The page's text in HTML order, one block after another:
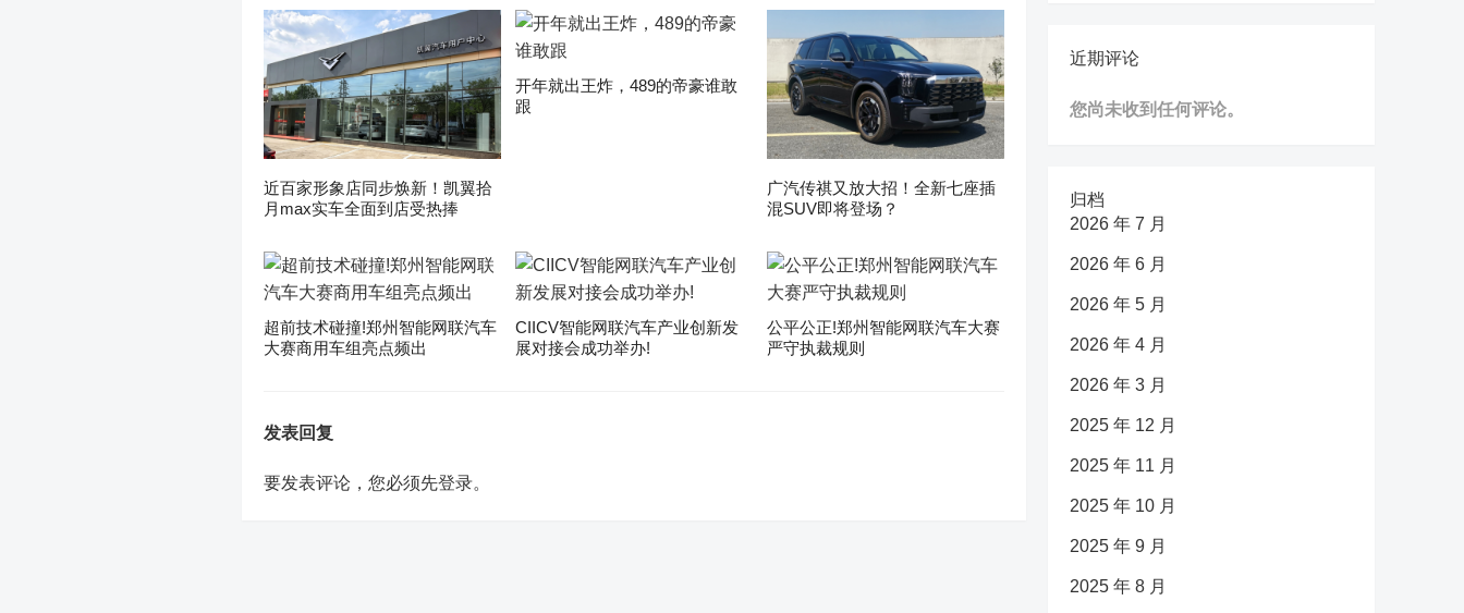
近百家形象店同步焕新！凯翼拾
月max实车全面到店受热捧
开年就出王炸，489的帝豪谁敢
跟
广汽传祺又放大招！全新七座插
混SUV即将登场？
超前技术碰撞!郑州智能网联汽车
大赛商用车组亮点频出
CIICV智能网联汽车产业创新发
展对接会成功举办!
公平公正!郑州智能网联汽车大赛
严守执裁规则
发表回复
要发表评论，您必须先登录。
近期评论
您尚未收到任何评论。
归档
2026 年 7 月
2026 年 6 月
2026 年 5 月
2026 年 4 月
2026 年 3 月
2025 年 12 月
2025 年 11 月
2025 年 10 月
2025 年 9 月
2025 年 8 月